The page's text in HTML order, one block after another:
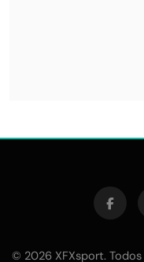
© 2026 XFXsport.